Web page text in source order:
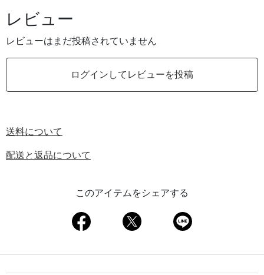
レビュー
レビューはまだ投稿されていません
ログインしてレビューを投稿
送料について
配送と返品について
このアイテムをシェアする